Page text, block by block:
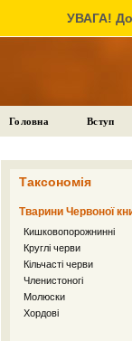
УВАГА!
Головна Вступ
Таксономія
Тварини Червоної
Кишковопорожнинні
Круглі черви
Кільчасті черви
Членистоногі
Молюски
Хордові